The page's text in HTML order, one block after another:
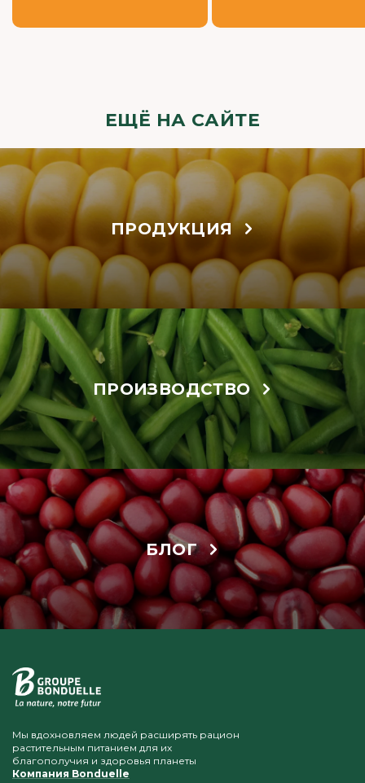
ЕЩЁ НА САЙТЕ
ПРОДУКЦИЯ
ПРОИЗВОДСТВО
БЛОГ
Мы вдохновляем людей расширять рацион
растительным питанием для их
благополучия и здоровья планеты
Компания Bonduelle